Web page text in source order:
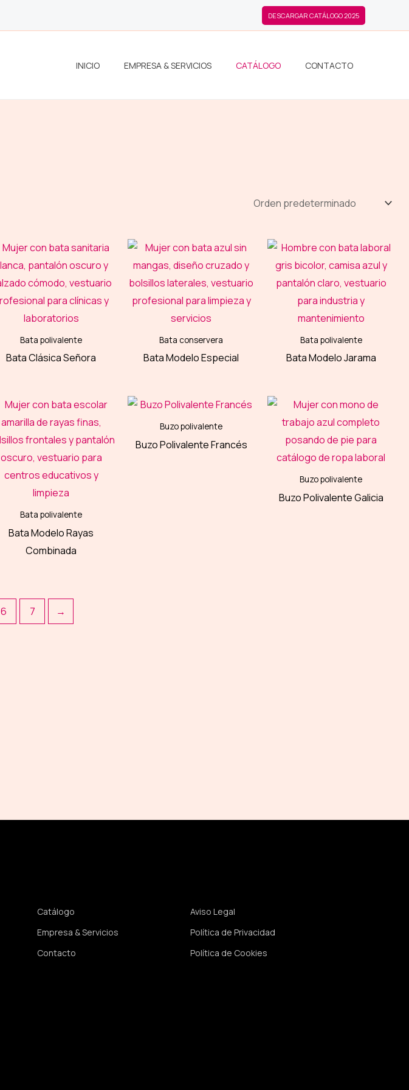
DESCARGAR CATÁLOGO 2025
INICIO EMPRESA & SERVICIOS CATÁLOGO CONTACTO
Bata polivalente
Bata Clásica Señora
Bata conservera
Bata Modelo Especial
Bata polivalente
Bata Modelo Jarama
Bata polivalente
Bata Modelo Rayas
Combinada
Buzo polivalente
Buzo Polivalente Francés
Buzo polivalente
Buzo Polivalente Galicia
6 7 →
Catálogo
Empresa & Servicios
Contacto
Aviso Legal
Política de Privacidad
Política de Cookies